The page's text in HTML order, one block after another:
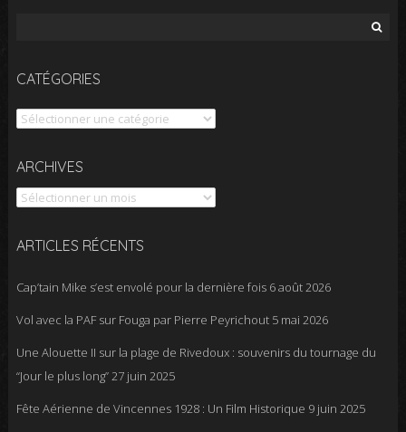
CATÉGORIES
Catégories
ARCHIVES
Archives
ARTICLES RÉCENTS
Cap’tain Mike s’est envolé pour la dernière fois 6 août 2026
Vol avec la PAF sur Fouga par Pierre Peyrichout 5 mai 2026
Une Alouette II sur la plage de Rivedoux : souvenirs du tournage du
“Jour le plus long”27 juin 2025
Fête Aérienne de Vincennes 1928 : Un Film Historique 9 juin 2025